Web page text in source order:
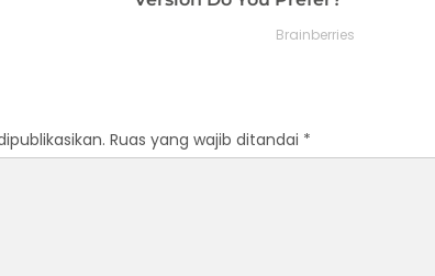
Ruas yang wajib ditandai *